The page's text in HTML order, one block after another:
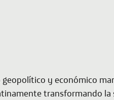
geopolítico y económico
transformando la